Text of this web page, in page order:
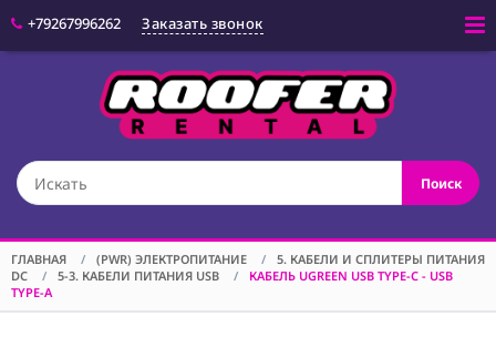
+79267996262 Заказать звонок
Поиск
(OPT) ОПТИКА
ОБОРУДОВАНИЕ
(LGT) СВЕТОВОЕ
ОБОРУДОВАНИЕ
ГЛАВНАЯ / (PWR) ЭЛЕКТРОПИТАНИЕ /
5. КАБЕЛИ И СПЛИТЕРЫ ПИТАНИЯ
DC
/ 5-3. КАБЕЛИ ПИТАНИЯ USB /
КАБЕЛЬ UGREEN USB TYPE-C - USB
TYPE-A